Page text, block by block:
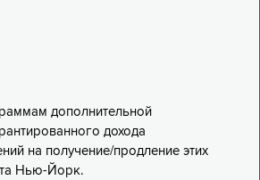
дополнительной
дохода
на получение/продление этих
Нью-Йорк.